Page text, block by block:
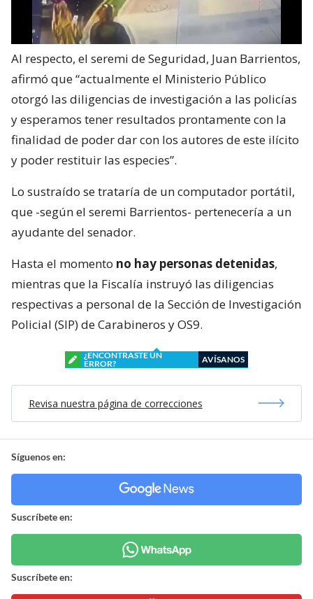
Al respecto, el seremi de Seguridad, Juan Barrientos,
otorgó las diligencias de investigación a las policías
y esperamos tener resultados prontamente con la
finalidad de poder dar con los autores de este ilícito
y poder restituir las especies”.
Lo sustraído se trataría de un computador portátil,
que -según el seremi Barrientos- pertenecería a un
ayudante del senador.
Hasta el momentono hay personas detenidas
mientras que la Fiscalía instruyó las diligencias
respectivas a personal de la Sección de Investigación
Policial (SIP) de Carabineros y OS9.
Revisa nuestra página de correcciones